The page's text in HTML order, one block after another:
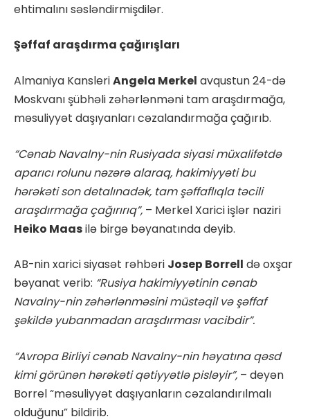
ehtimalını səsləndirmişdilər.
Şəffaf araşdırma çağırışları
Almaniya KansleriAngela Merkel avqustun 24-də
Moskvanı şübhəli zəhərlənməni tam araşdırmağa,
məsuliyyət daşıyanları cəzalandırmağa çağırıb.
“Cənab Navalny-nin Rusiyada siyasi müxalifətdə
aparıcı rolunu nəzərə alaraq, hakimiyyəti bu
hərəkəti son detalınadək, tam şəffaflıqla təcili
araşdırmağa çağırırıq”, – Merkel Xarici işlər naziri
Heiko Maasilə birgə bəyanatında deyib.
AB-nin xarici siyasət rəhbəri Josep Borrell də oxşar
bəyanat verib: “Rusiya hakimiyyətinin cənab
Navalny-nin zəhərlənməsini müstəqil və şəffaf
şəkildə yubanmadan araşdırması vacibdir”.
“Avropa Birliyi cənab Navalny-nin həyatına qəsd
kimi görünən hərəkəti qətiyyətlə pisləyir”, – deyən
Borrel “məsuliyyət daşıyanların cəzalandırılmalı
olduğunu” bildirib.